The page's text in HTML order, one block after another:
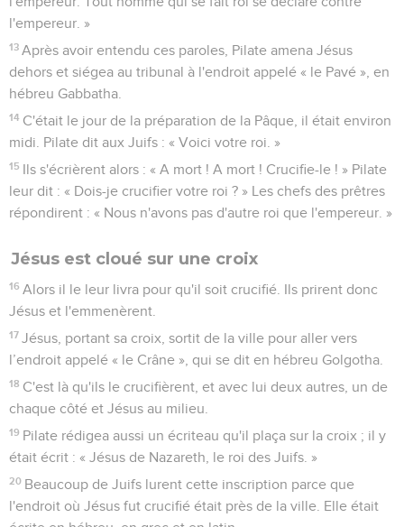
l'empereur. »
13 Après avoir entendu ces paroles, Pilate amena Jésus
dehors et siégea au tribunal à l'endroit appelé « le Pavé », en
hébreu Gabbatha.
14 C'était le jour de la préparation de la Pâque, il était environ
midi. Pilate dit aux Juifs : « Voici votre roi. »
15 Ils s'écrièrent alors : « A mort ! A mort ! Crucifie-le ! » Pilate
leur dit : « Dois-je crucifier votre roi ? » Les chefs des prêtres
répondirent : « Nous n'avons pas d'autre roi que l'empereur. »
Jésus est cloué sur une croix
16 Alors il le leur livra pour qu'il soit crucifié. Ils prirent donc
Jésus et l'emmenèrent.
17 Jésus, portant sa croix, sortit de la ville pour aller vers
l’endroit appelé « le Crâne », qui se dit en hébreu Golgotha.
18 C'est là qu'ils le crucifièrent, et avec lui deux autres, un de
chaque côté et Jésus au milieu.
19 Pilate rédigea aussi un écriteau qu'il plaça sur la croix ; il y
était écrit : « Jésus de Nazareth, le roi des Juifs. »
20 Beaucoup de Juifs lurent cette inscription parce que
l'endroit où Jésus fut crucifié était près de la ville. Elle était